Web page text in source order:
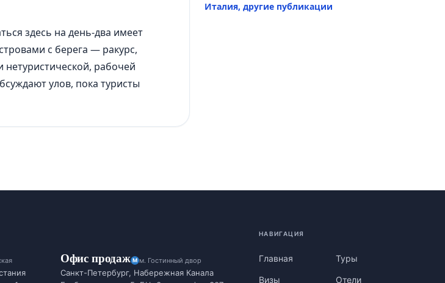
здесь на день-два имеет
с берега — ракурс,
нетуристической, рабочей
улов, пока туристы
Италия, другие публикации
Офис продаж м. Гостинный двор
Санкт-Петербург, Набережная Канала
НАВИГАЦИЯ
Главная Туры
Визы Отели